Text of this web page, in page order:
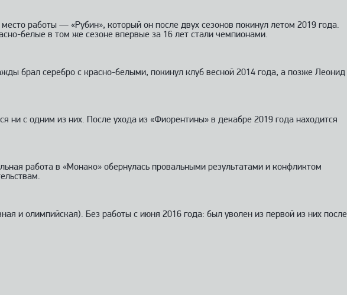
работы — «Рубин», который он после двух сезонов покинул летом 2019 года.
белые в том же сезоне впервые за 16 лет стали чемпионами.
брал серебро с красно-белыми, покинул клуб весной 2014 года, а позже Леонид
ни с одним из них. После ухода из «Фиорентины» в декабре 2019 года находится
работа в «Монако» обернулась провальными результатами и конфликтом
и олимпийская). Без работы с июня 2016 года: был уволен из первой из них после